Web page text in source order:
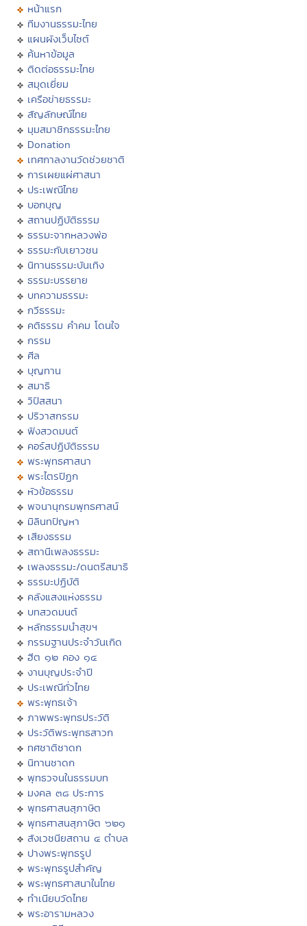
หน้าแรก
ทีมงานธรรมะไทย
แผนผังเว็บไซต์
ค้นหาข้อมูล
ติดต่อธรรมะไทย
สมุดเยี่ยม
เครือข่ายธรรมะ
สัญลักษณ์ไทย
มุมสมาชิกธรรมะไทย
Donation
เทศกาลงานวัดช่วยชาติ
การเผยแผ่ศาสนา
ประเพณีไทย
บอกบุญ
สถานปฏิบัติธรรม
ธรรมะจากหลวงพ่อ
ธรรมะกับเยาวชน
นิทานธรรมะบันเทิง
ธรรมะบรรยาย
บทความธรรมะ
กวีธรรมะ
คติธรรม คำคม โดนใจ
กรรม
ศีล
บุญทาน
สมาธิ
วิปัสสนา
ปริวาสกรรม
ฟังสวดมนต์
คอร์สปฏิบัติธรรม
พระพุทธศาสนา
พระไตรปิฏก
หัวข้อธรรม
พจนานุกรมพุทธศาสน์
มิลินทปัญหา
เสียงธรรม
สถานีเพลงธรรมะ
เพลงธรรมะ/ดนตรีสมาธิ
ธรรมะปฏิบัติ
คลังแสงแห่งธรรม
บทสวดมนต์
หลักธรรมนำสุขฯ
กรรมฐานประจำวันเกิด
ฮีต ๑๒ คอง ๑๔
งานบุญประจำปี
ประเพณีทั่วไทย
พระพุทธเจ้า
ภาพพระพุทธประวัติ
ประวัติพระพุทธสาวก
ทศชาติชาดก
นิทานชาดก
พุทธวจนในธรรมบท
มงคล ๓๘ ประการ
พุทธศาสนสุภาษิต
พุทธศาสนสุภาษิต ๖๒๑
สังเวชนียสถาน ๔ ตำบล
ปางพระพุทธรูป
พระพุทธรูปสำคัญ
พระพุทธศาสนาในไทย
ทำเนียบวัดไทย
พระอารามหลวง